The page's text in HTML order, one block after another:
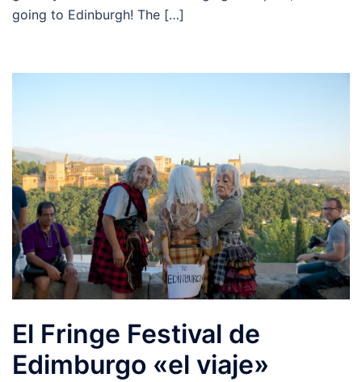
going to Edinburgh! The […]
El Fringe Festival de
Edimburgo «el viaje»